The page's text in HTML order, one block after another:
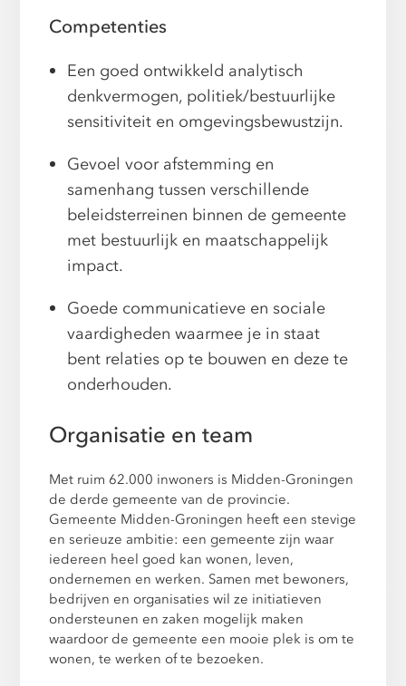
Competenties
Een goed ontwikkeld analytisch
denkvermogen, politiek/bestuurlijke
sensitiviteit en omgevingsbewustzijn.
Gevoel voor afstemming en
samenhang tussen verschillende
beleidsterreinen binnen de gemeente
met bestuurlijk en maatschappelijk
impact.
Goede communicatieve en sociale
vaardigheden waarmee je in staat
bent relaties op te bouwen en deze te
onderhouden.
Organisatie en team
Met ruim 62.000 inwoners is Midden-Groningen
de derde gemeente van de provincie.
Gemeente Midden-Groningen heeft een stevige
en serieuze ambitie: een gemeente zijn waar
iedereen heel goed kan wonen, leven,
ondernemen en werken. Samen met bewoners,
bedrijven en organisaties wil ze initiatieven
ondersteunen en zaken mogelijk maken
waardoor de gemeente een mooie plek is om te
wonen, te werken of te bezoeken.